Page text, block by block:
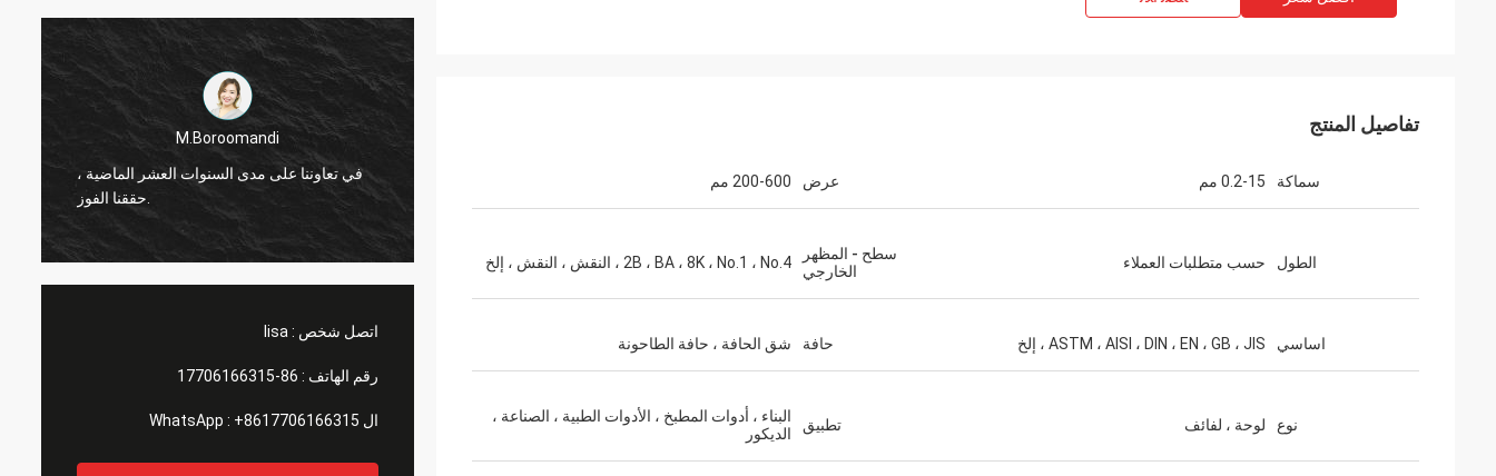
M.Boroomandi
في تعاوننا على مدى السنوات العشر الماضية ،
في تعاوننا على مدى السنوات العشر الماضية ،
اتصل شخص : lisa
رقم الهاتف : 86-17706166315
ال WhatsApp : +8617706166315
تفاصيل المنتج
سماكة 0.2-15 مم عرض 200-600 مم
الطول حسب متطلبات العملاء
سطح - المظهر
الخارجي
2B ، BA ، 8K ، No.1 ، No.4 ، النقش ، النقش ، إلخ
اساسي ASTM ، AISI ، DIN ، EN ، GB ، JIS ، إلخ حافة شق الحافة ، حافة الطاحونة
نوع لوحة ، لفائف تطبيق
البناء ، أدوات المطبخ ، الأدوات الطبية ، الصناعة ،
الديكور